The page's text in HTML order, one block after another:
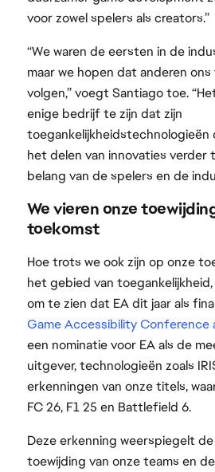
voor zowel spelers als creators.”
“We waren de eersten in de
maar we hopen dat anderen
volgen,” voegt Santiago toe.
enige bedrijf te zijn dat zijn
toegankelijkheidstechnologieën
het delen van innovaties verder
belang van de spelers en de
We vieren onze
toekomst
Hoe trots we ook zijn op onze
het gebied van
om te zien dat EA dit jaar als
Game Accessibility Conference
een nominatie voor EA als de
uitgever, technologieën zoals
erkenningen van onze titels,
FC 26, F1 25 en Battlefield 6.
Deze erkenning weerspiegelt
toewijding van onze teams en